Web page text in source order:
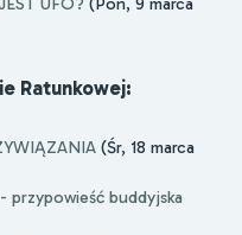
Ratunkowej:
(Śr, 18 marca
- przypowieść buddyjska